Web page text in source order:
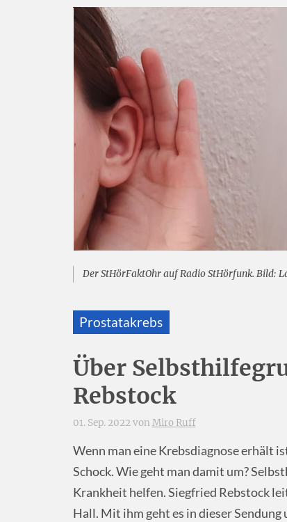
Der StHörFaktOhr auf Radio StHörfunk. Bild:
Prostatakrebs
Über
Rebstock
01. Sep. 2022 von Miro Ruff
Wenn man eine Krebsdiagnose erhält
Schock. Wie geht man damit um?
Krankheit helfen. Siegfried Rebstock
Hall. Mit ihm geht es in dieser